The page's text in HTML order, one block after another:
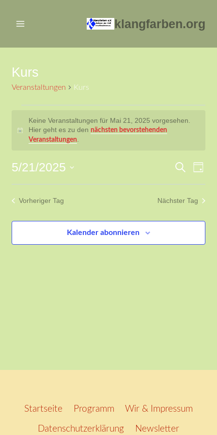
Inhalt
klangfarben.org
Kurs
Veranstaltungen Kurs
Veranstaltungen
für
21,
2025
Hinweis
Keine Veranstaltungen für Mai 21, 2025 vorgesehen.
Hier geht es zu den nächsten bevorstehenden
Veranstaltungen
Suche
Tag
5/21/2025
Datum
wählen.
Vorheriger Tag Nächster Tag
Kalender abonnieren
Startseite Programm Wir & Impressum
Datenschutzerklärung Newsletter